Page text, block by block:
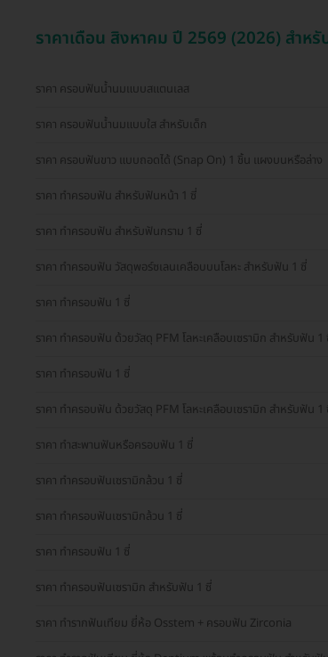
ราคาเดือน สิงหาคม ปี 2569 (2026) สำห
ราคา ครอบฟันน้ำนมแบบสแตนเลส
ราคา ครอบฟันน้ำนมแบบใส สำหรับเด็ก
ราคา ครอบฟันขาว แบบถอดได้ (Snap On) 1 ชิ้น แผงบนหรือล่าง
ราคา ทำครอบฟัน สำหรับฟันหน้า 1 ซี่
ราคา ทำครอบฟัน สำหรับฟันกราม 1 ซี่
ราคา ทำครอบฟัน วัสดุพอร์ซเลนเคลือบบนโลหะ สำหรับฟัน 1 ซี่
ราคา ทำครอบฟัน 1 ซี่
ราคา ทำครอบฟัน ด้วยวัสดุ PFM โลหะเคลือบเซรามิก สำหรับฟัน 1
ราคา ทำครอบฟัน 1 ซี่
ราคา ทำครอบฟัน ด้วยวัสดุ PFM โลหะเคลือบเซรามิก สำหรับฟัน 1
ราคา ทำสะพานฟันหรือครอบฟัน 1 ซี่
ราคา ทำครอบฟันเซรามิกล้วน 1 ซี่
ราคา ทำครอบฟันเซรามิกล้วน 1 ซี่
ราคา ทำครอบฟัน 1 ซี่
ราคา ทำครอบฟันเซรามิก สำหรับฟัน 1 ซี่
ราคา ทำรากฟันเทียม ยี่ห้อ Osstem + ครอบฟัน Zirconia